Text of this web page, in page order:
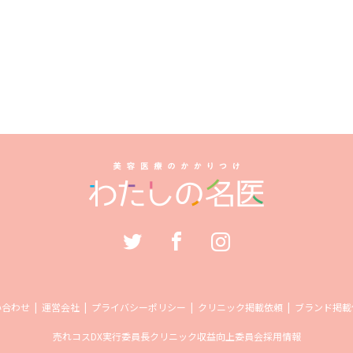
わせ 運営会社 プライバシーポリシー クリニック掲載依頼 ブランド掲
売れコスDX実行委員長クリニック収益向上委員会採用情報